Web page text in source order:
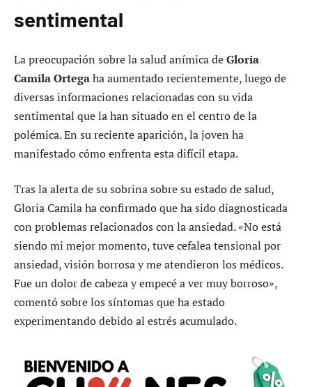
sentimental
La preocupación sobre la salud anímica deGloria
Camila Ortegaha aumentado recientemente, luego de
diversas informaciones relacionadas con su vida
sentimental que la han situado en el centro de la
polémica. En su reciente aparición, la joven ha
manifestado cómo enfrenta esta difícil etapa.
Tras la alerta de su sobrina sobre su estado de salud,
Gloria Camila ha confirmado que ha sido diagnosticada
con problemas relacionados con la ansiedad. «No está
siendo mi mejor momento, tuve cefalea tensional por
ansiedad, visión borrosa y me atendieron los médicos.
Fue un dolor de cabeza y empecé a ver muy borroso»,
comentó sobre los síntomas que ha estado
experimentando debido al estrés acumulado.